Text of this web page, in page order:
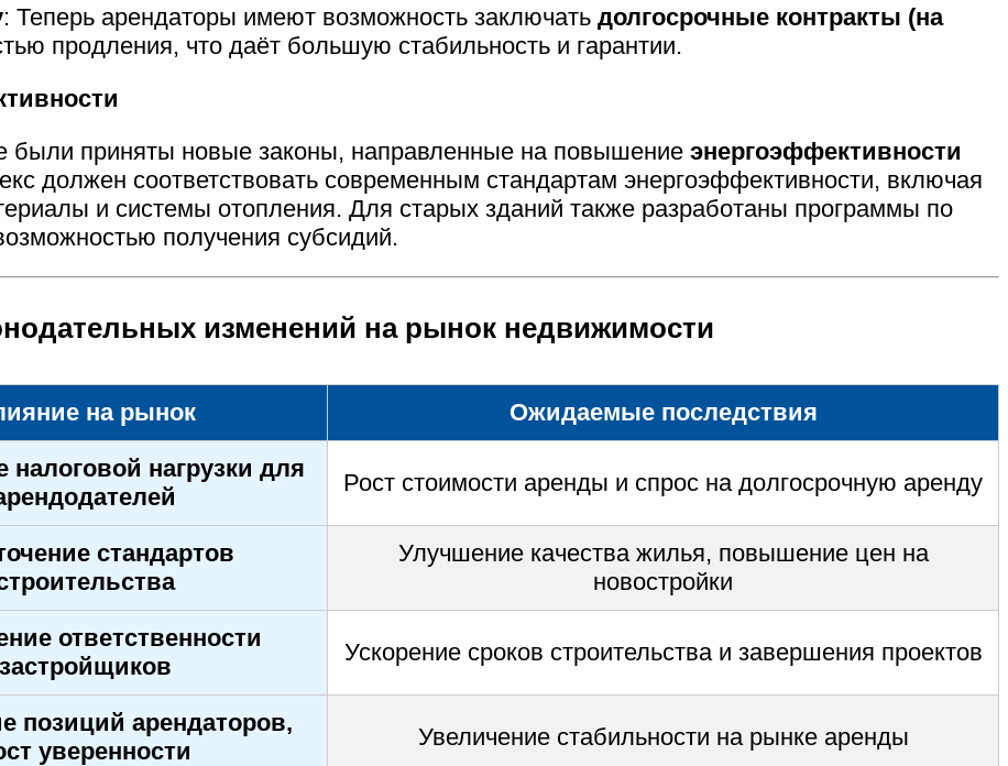
: Теперь арендаторы имеют возможность заключать долгосрочные контракты (на
продления, что даёт большую стабильность и гарантии.
были приняты новые законы, направленные на повышение энергоэффективности
должен соответствовать современным стандартам энергоэффективности, включая
и системы отопления. Для старых зданий также разработаны программы по
получения субсидий.
изменений на рынок недвижимости
на рынок Ожидаемые последствия
нагрузки для
Рост стоимости аренды и спрос на долгосрочную аренду
стандартов
Улучшение качества жилья, повышение цен на
новостройки
ответственности
застройщиков
Ускорение сроков строительства и завершения проектов
позиций арендаторов,
уверенности
Увеличение стабильности на рынке аренды